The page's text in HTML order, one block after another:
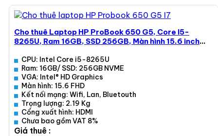
Cho thuê Laptop HP ProBook 650 G5, Core I5-
8265U, Ram 16GB, SSD 256GB, Màn hình 15.6 inch
CPU: Intel Core i5-8265U
Ram: 16GB/ SSD: 256GB NVME
VGA: Intel® HD Graphics
Màn hình: 15.6 FHD
Kết nối mạng: Wifi, Lan, Bluetouth
Trọng lượng: 2.19 Kg
Cổng xuất hình: HDMI
Chưa bao gồm VAT 8%
Giá thuê :